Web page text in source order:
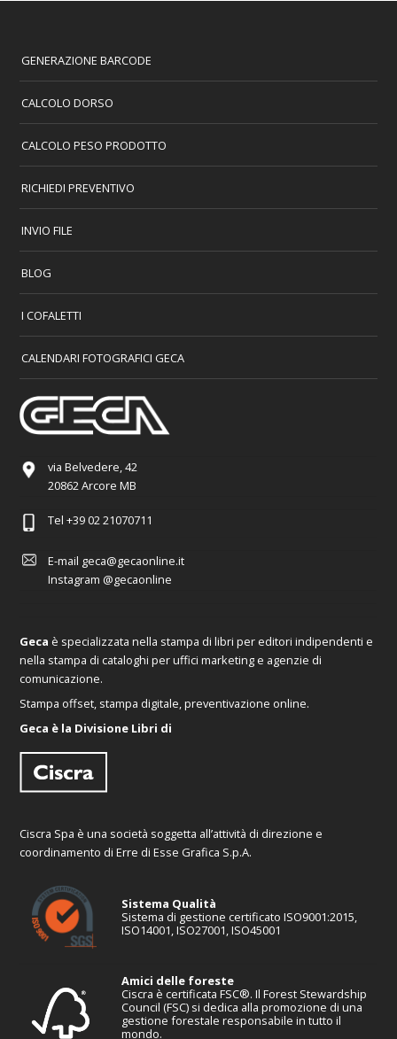
GENERAZIONE BARCODE
CALCOLO DORSO
CALCOLO PESO PRODOTTO
RICHIEDI PREVENTIVO
INVIO FILE
BLOG
I COFALETTI
CALENDARI FOTOGRAFICI GECA
via Belvedere, 42
20862 Arcore MB
Tel +39 02 21070711
E-mail geca@gecaonline.it
Instagram @gecaonline
Geca è specializzata nella stampa di libri per editori indipendenti e
nella stampa di cataloghi per uffici marketing e agenzie di
comunicazione.
Stampa offset, stampa digitale, preventivazione online.
Geca è la Divisione Libri di
Ciscra Spa è una società soggetta all’attività di direzione e
coordinamento di Erre di Esse Grafica S.p.A.
Sistema Qualità
Sistema di gestione certificato ISO9001:2015,
ISO14001, ISO27001, ISO45001
Amici delle foreste
Ciscra è certificata FSC®. Il Forest Stewardship
Council (FSC) si dedica alla promozione di una
gestione forestale responsabile in tutto il
mondo.